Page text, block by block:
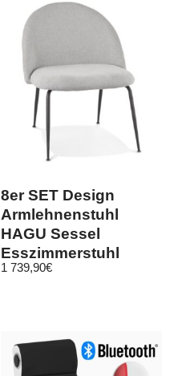
8er SET Design
Armlehnenstuhl
HAGU Sessel
Esszimmerstuhl
Stuhl Esszimmer
1 739,90€